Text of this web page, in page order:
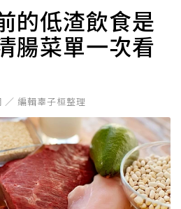
的低渣飲食是
腸菜單一次看
／ 編輯辜子桓整理